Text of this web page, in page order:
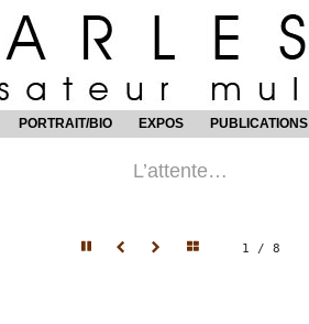
PORTRAIT/BIO EXPOS PUBLICATIONS
L’attente…
2 / 8